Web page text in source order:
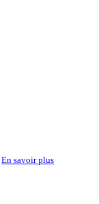
En savoir plus